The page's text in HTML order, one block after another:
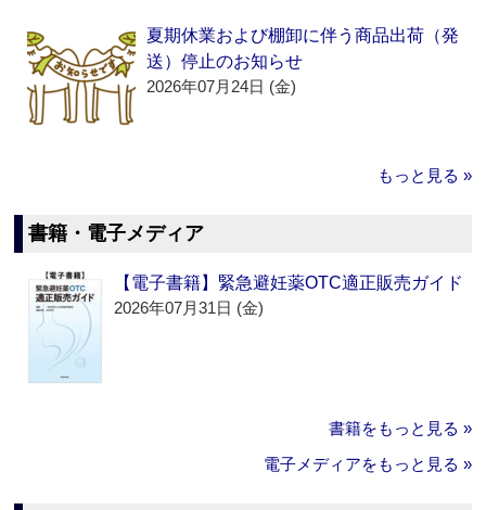
夏期休業および棚卸に伴う商品出荷（発
送）停止のお知らせ
2026年07月24日 (金)
もっと見る »
書籍・電子メディア
【電子書籍】緊急避妊薬OTC適正販売ガイド
2026年07月31日 (金)
書籍をもっと見る »
電子メディアをもっと見る »